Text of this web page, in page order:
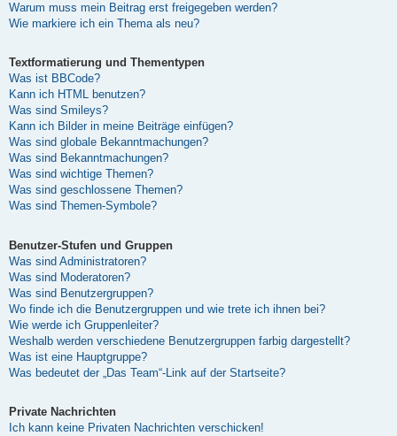
Warum muss mein Beitrag erst freigegeben werden?
Wie markiere ich ein Thema als neu?
Textformatierung und Thementypen
Was ist BBCode?
Kann ich HTML benutzen?
Was sind Smileys?
Kann ich Bilder in meine Beiträge einfügen?
Was sind globale Bekanntmachungen?
Was sind Bekanntmachungen?
Was sind wichtige Themen?
Was sind geschlossene Themen?
Was sind Themen-Symbole?
Benutzer-Stufen und Gruppen
Was sind Administratoren?
Was sind Moderatoren?
Was sind Benutzergruppen?
Wo finde ich die Benutzergruppen und wie trete ich ihnen bei?
Wie werde ich Gruppenleiter?
Weshalb werden verschiedene Benutzergruppen farbig dargestellt?
Was ist eine Hauptgruppe?
Was bedeutet der „Das Team“-Link auf der Startseite?
Private Nachrichten
Ich kann keine Privaten Nachrichten verschicken!